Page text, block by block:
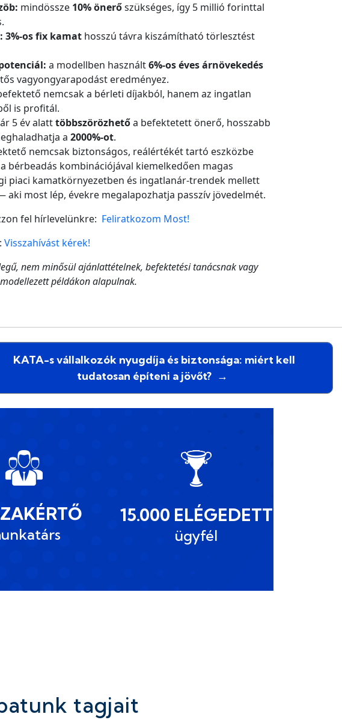
mindössze 10% önerőszükséges, így 5 millió forinttal
3%-os fix kamat hosszú távra kiszámítható törlesztést
a modellben használt6%-os éves árnövekedés
vagyongyarapodást eredményez.
nemcsak a bérleti díjakból, hanem az ingatlan
is profitál.
5 év alatttöbbszörözhetőa befektetett önerő, hosszabb
a 2000%-ot.
nemcsak biztonságos, reálértékét tartó eszközbe
bérbeadás kombinációjával kiemelkedően magas
piaci kamatkörnyezetben és ingatlanár-trendek mellett
most lép, évekre megalapozhatja passzív jövedelmét.
fel hírlevelünkre: Feliratkozom Most!
Visszahívást kérek!
nem minősül ajánlattételnek, befektetési tanácsnak vagy
példákon alapulnak.
KATA-s vállalkozók nyugdíja és biztonsága: miért kell
tudatosan építeni a jövőt? →
15.000 ELÉGEDETT
ügyfél
tagjait